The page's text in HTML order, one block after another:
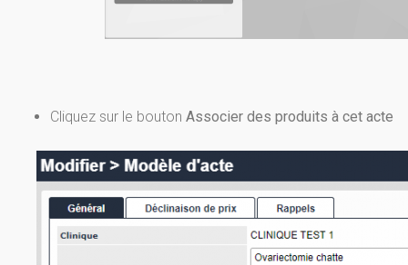
Cliquez sur le bouton Associer des produits à cet acte